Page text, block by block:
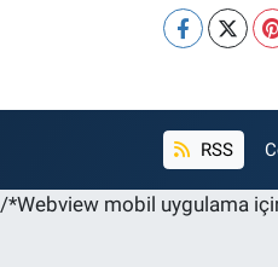
RSS
/*Webview mobil uygulama